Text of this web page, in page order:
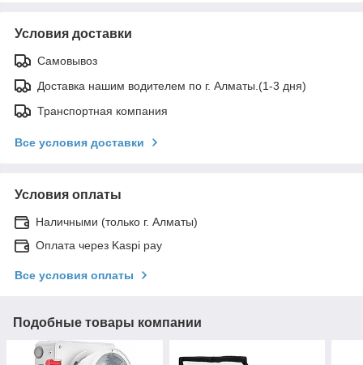
Условия доставки
Самовывоз
Доставка нашим водителем по г. Алматы.(1-3 дня)
Транспортная компания
Все условия доставки
Условия оплаты
Наличными (только г. Алматы)
Оплата через Kaspi pay
Все условия оплаты
Подобные товары компании